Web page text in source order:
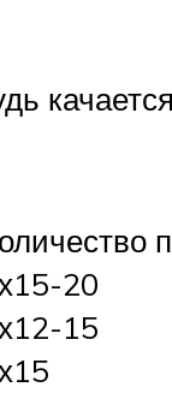
20
15